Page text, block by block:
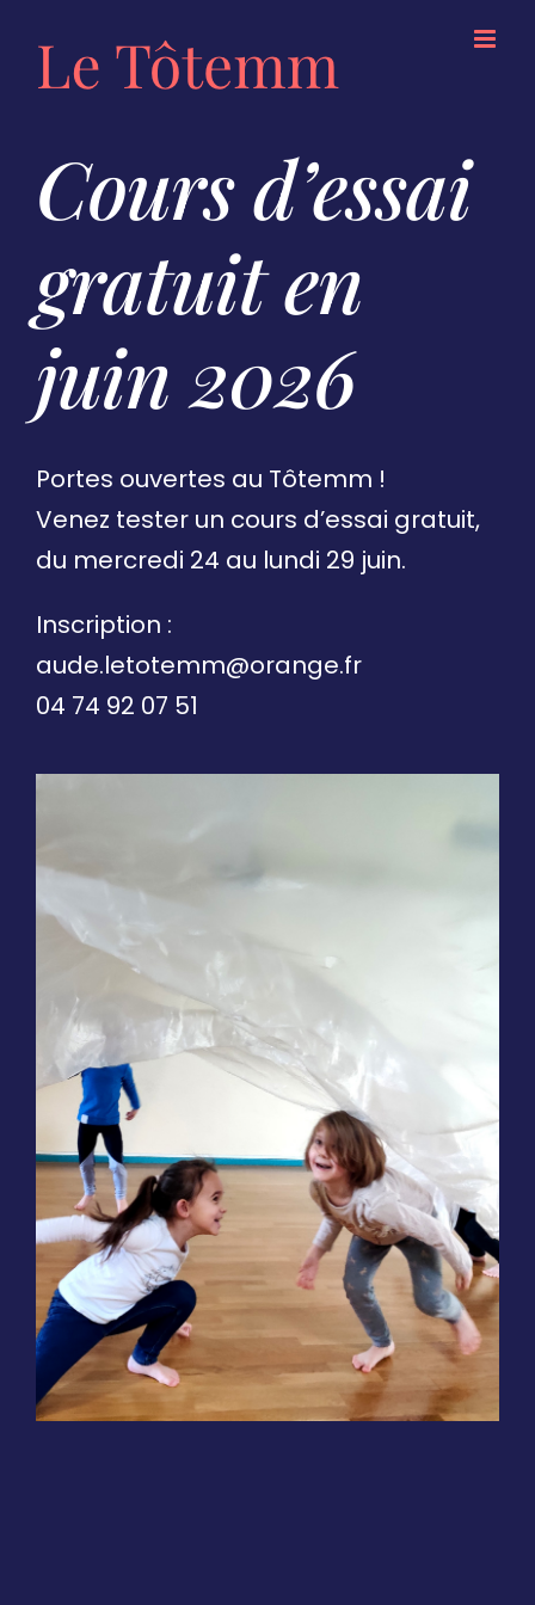
content
Cours d’essai
gratuit en
juin 2026
Portes ouvertes au Tôtemm !
Venez tester un cours d’essai gratuit,
du mercredi 24 au lundi 29 juin.
Inscription :
aude.letotemm@orange.fr
04 74 92 07 51